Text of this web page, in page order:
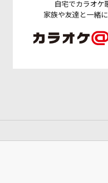
自宅でカラオケ
家族や友達と一緒